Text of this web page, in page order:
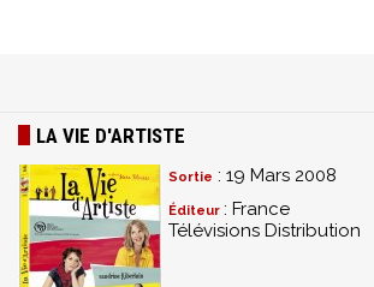
LA VIE D'ARTISTE
Sortie : 19 Mars 2008
Éditeur : France
Télévisions Distribution